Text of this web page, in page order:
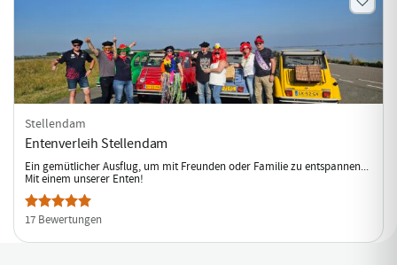
Stellendam
Entenverleih Stellendam
Ein gemütlicher Ausflug, um mit Freunden oder Familie zu entspannen...
Mit einem unserer Enten!
17 Bewertungen